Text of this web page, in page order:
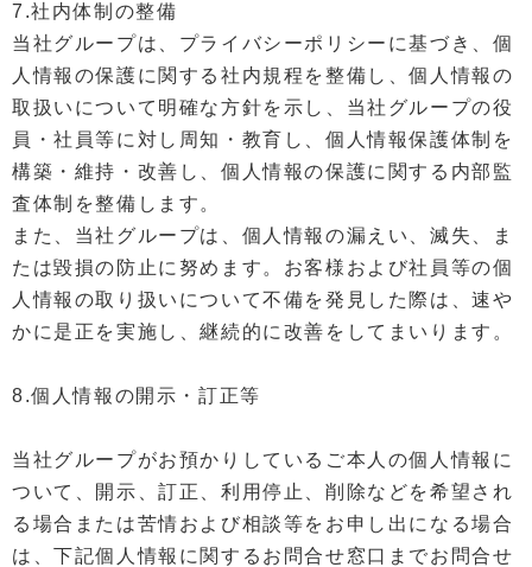
7.社内体制の整備
当社グループは、プライバシーポリシーに基づき、個
人情報の保護に関する社内規程を整備し、個人情報の
取扱いについて明確な方針を示し、当社グループの役
員・社員等に対し周知・教育し、個人情報保護体制を
構築・維持・改善し、個人情報の保護に関する内部監
査体制を整備します。
また、当社グループは、個人情報の漏えい、滅失、ま
たは毀損の防止に努めます。お客様および社員等の個
人情報の取り扱いについて不備を発見した際は、速や
かに是正を実施し、継続的に改善をしてまいります。
8.個人情報の開示・訂正等
当社グループがお預かりしているご本人の個人情報に
ついて、開示、訂正、利用停止、削除などを希望され
る場合または苦情および相談等をお申し出になる場合
は、下記個人情報に関するお問合せ窓口までお問合せ